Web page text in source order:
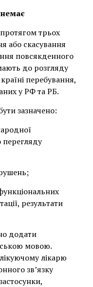
протягом трьох
або скасування
повсякденного
до розгляду
перебування,
у РФ та РБ.
зазначено:
перегляду
результати
додати
мовою.
лікарю
зв’язку